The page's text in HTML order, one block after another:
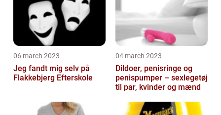
06 march 2023
Jeg fandt mig selv på
Flakkebjerg Efterskole
04 march 2023
Dildoer, penisringe og
penispumper – sexlegetøj
til par, kvinder og mænd